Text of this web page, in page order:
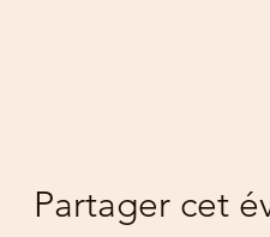
Partager cet